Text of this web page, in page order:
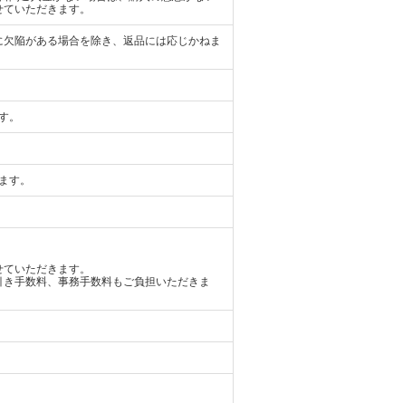
いただきます。
陥がある場合を除き、返品には応じかねま
。
す。
いただきます。
手数料、事務手数料もご負担いただきま